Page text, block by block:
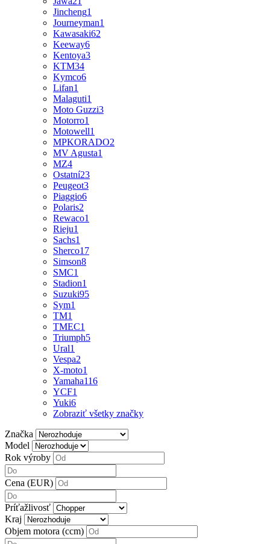
Jincheng1
Journeyman1
Kawasaki62
Keeway6
Kentoya3
KTM34
Kymco6
Lifan1
Malaguti1
Moto Guzzi3
Motorro1
Motowell1
MPKORADO2
MV Agusta1
MZ4
Ostatní23
Peugeot3
Piaggio6
Polaris2
Rewaco1
Rieju1
Sachs1
Sherco17
Simson8
SMC1
Stadion1
Suzuki95
Sym1
TM1
TMEC1
Triumph5
Ural1
Vespa2
X-moto1
Yamaha116
YCF1
Yuki6
Zobraziť všetky značky
Značka
Model
Rok výroby
Cena (EUR)
Príťažlivosť
Kraj
Objem motora (ccm)